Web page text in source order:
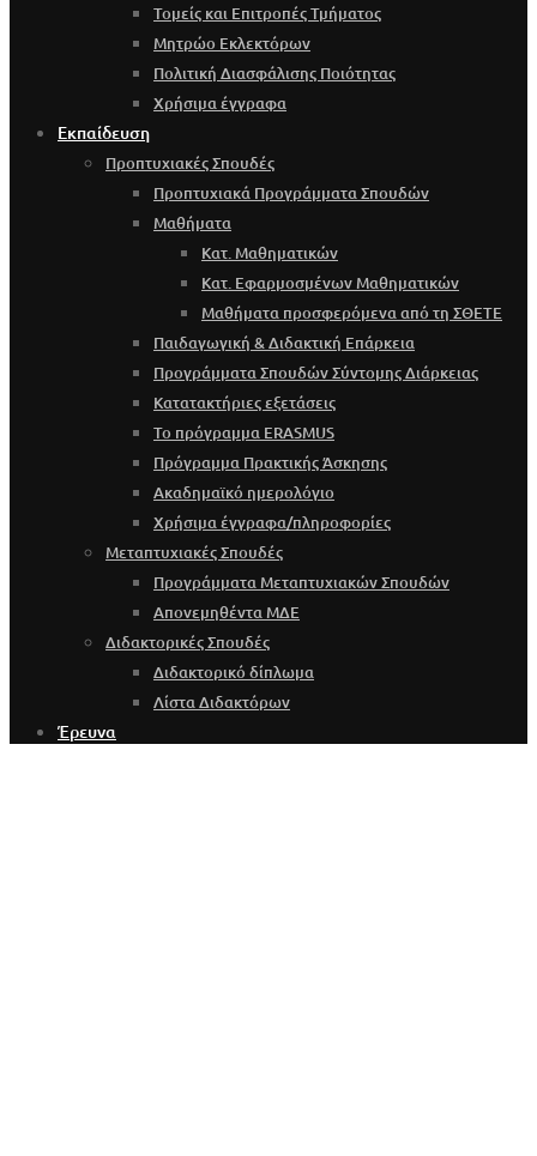
Τομείς και Επιτροπές Τμήματος
Μητρώο Εκλεκτόρων
Πολιτική Διασφάλισης Ποιότητας
Χρήσιμα έγγραφα
Εκπαίδευση
Προπτυχιακές Σπουδές
Προπτυχιακά Προγράμματα Σπουδών
Μαθήματα
Κατ. Μαθηματικών
Κατ. Εφαρμοσμένων Μαθηματικών
Μαθήματα προσφερόμενα από τη ΣΘΕΤΕ
Παιδαγωγική & Διδακτική Επάρκεια
Προγράμματα Σπουδών Σύντομης Διάρκειας
Κατατακτήριες εξετάσεις
Το πρόγραμμα ERASMUS
Πρόγραμμα Πρακτικής Άσκησης
Ακαδημαϊκό ημερολόγιο
Χρήσιμα έγγραφα/πληροφορίες
Μεταπτυχιακές Σπουδές
Προγράμματα Μεταπτυχιακών Σπουδών
Απονεμηθέντα ΜΔΕ
Διδακτορικές Σπουδές
Διδακτορικό δίπλωμα
Λίστα Διδακτόρων
Έρευνα